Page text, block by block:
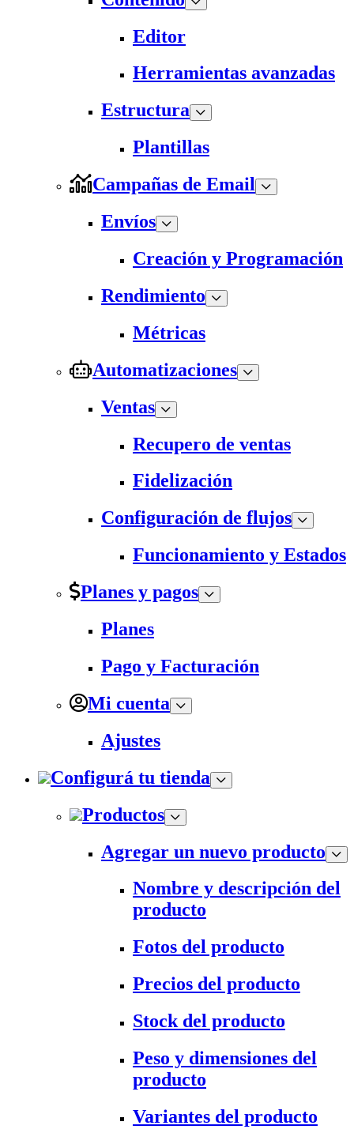
Editor
Herramientas avanzadas
Estructura
Plantillas
Campañas de Email
Envíos
Creación y Programación
Rendimiento
Métricas
Automatizaciones
Ventas
Recupero de ventas
Fidelización
Configuración de flujos
Funcionamiento y Estados
Planes y pagos
Planes
Pago y Facturación
Mi cuenta
Ajustes
Configurá tu tienda
Productos
Agregar un nuevo producto
Nombre y descripción del
producto
Fotos del producto
Precios del producto
Stock del producto
Peso y dimensiones del
producto
Variantes del producto